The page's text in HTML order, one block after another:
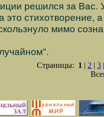
решился за Вас.
это стихотворение,
мимо
Страницы: 1 | 2 | 3